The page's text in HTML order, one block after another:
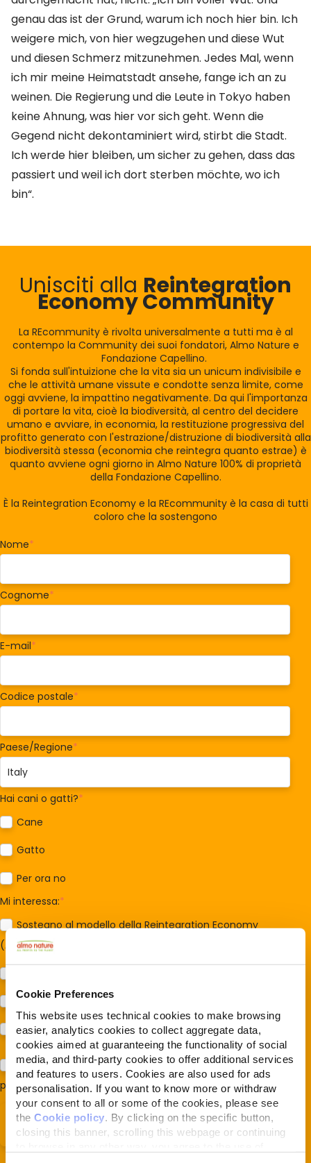
Cookie Preferences
This website uses technical cookies to make browsing
easier, analytics cookies to collect aggregate data,
cookies aimed at guaranteeing the functionality of social
media, and third-party cookies to offer additional services
and features to users. Cookies are also used for ads
personalisation. If you want to know more or withdraw
your consent to all or some of the cookies, please see
the Cookie policy . By clicking on the specific button,
closing this banner, scrolling this webpage or continuing
genau das ist der Grund, warum ich noch hier bin. Ich
weigere mich, von hier wegzugehen und diese Wut
und diesen Schmerz mitzunehmen. Jedes Mal, wenn
ich mir meine Heimatstadt ansehe, fange ich an zu
weinen. Die Regierung und die Leute in Tokyo haben
keine Ahnung, was hier vor sich geht. Wenn die
Gegend nicht dekontaminiert wird, stirbt die Stadt.
Ich werde hier bleiben, um sicher zu gehen, dass das
passiert und weil ich dort sterben möchte, wo ich
bin“.
Unisciti alla Reintegration
Economy Community
La REcommunity è rivolta universalmente a tutti ma è al
contempo la Community dei suoi fondatori, Almo Nature e
Fondazione Capellino.
Si fonda sull'intuizione che la vita sia un unicum indivisibile e
che le attività umane vissute e condotte senza limite, come
oggi avviene, la impattino negativamente. Da qui l'importanza
di portare la vita, cioè la biodiversità, al centro del decidere
umano e avviare, in economia, la restituzione progressiva del
profitto generato con l'estrazione/distruzione di biodiversità alla
biodiversità stessa (economia che reintegra quanto estrae) è
quanto avviene ogni giorno in Almo Nature 100% di proprietà
della Fondazione Capellino.
È la Reintegration Economy e la REcommunity è la casa di tutti
coloro che la sostengono
Nome*
Cognome*
E-mail*
Codice postale*
Paese/Regione*
Hai cani o gatti?*
Cane
Gatto
Per ora no
Mi interessa:*
Sostegno al modello della Reintegration Economy
(Almonature - Fondazione Capellino)
Protezione dei cani e dei gatti (Almo Nature)
Prodotti (Almo Nature)
Acconsento al trattamento dei miei dati e dichiaro di aver
preso visione della Privacy Policy*